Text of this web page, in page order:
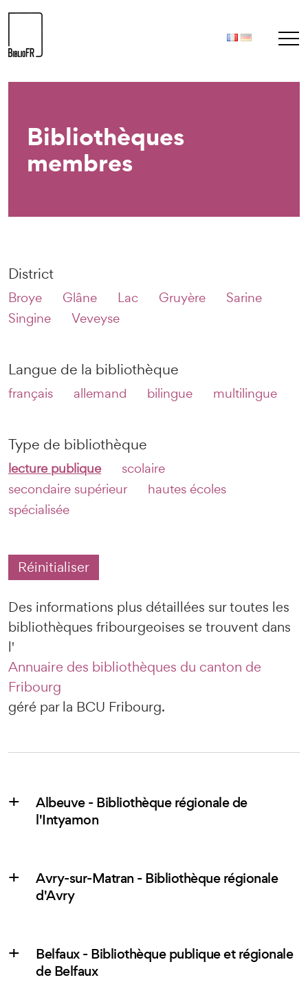
Bibliothèques
membres
District
Broye Glâne Lac Gruyère
Sarine
Singine
Veveyse
Langue de la bibliothèque
français allemand bilingue multilingue
Type de bibliothèque
lecture publique
scolaire
secondaire supérieur
hautes écoles
spécialisée
Réinitialiser
Des informations plus détaillées sur toutes les
bibliothèques fribourgeoises se trouvent dans
l'
Annuaire des bibliothèques du canton de
Fribourg
géré par la BCU Fribourg.
Albeuve - Bibliothèque régionale de
l'Intyamon
Avry-sur-Matran - Bibliothèque régionale
d'Avry
Belfaux - Bibliothèque publique et régionale
de Belfaux